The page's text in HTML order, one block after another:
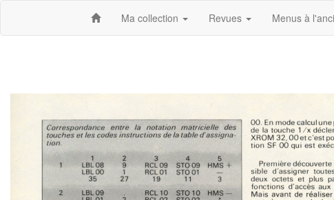
Ma collection Revues Menus à